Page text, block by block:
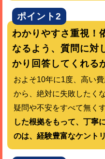
ポイント2
わかりやすさ重視！
なるよう、質問に対
かり回答してくれる
およそ10年に1度、高い
から、絶対に失敗したく
疑問や不安をすべて無く
した根拠をもって、丁寧
のは、経験豊富なケント